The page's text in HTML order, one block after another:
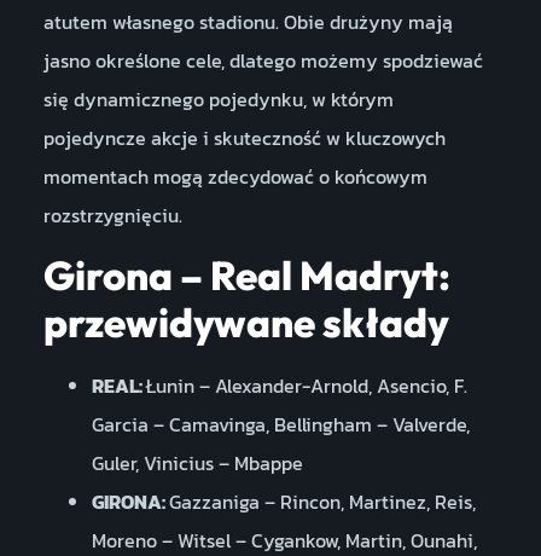
atutem własnego stadionu. Obie drużyny mają
jasno określone cele, dlatego możemy spodziewać
się dynamicznego pojedynku, w którym
pojedyncze akcje i skuteczność w kluczowych
momentach mogą zdecydować o końcowym
rozstrzygnięciu.
Girona – Real Madryt:
przewidywane składy
REAL:Łunin – Alexander-Arnold, Asencio, F.
Garcia – Camavinga, Bellingham – Valverde,
Guler, Vinicius – Mbappe
GIRONA:Gazzaniga – Rincon, Martinez, Reis,
Moreno – Witsel – Cygankow, Martin, Ounahi,